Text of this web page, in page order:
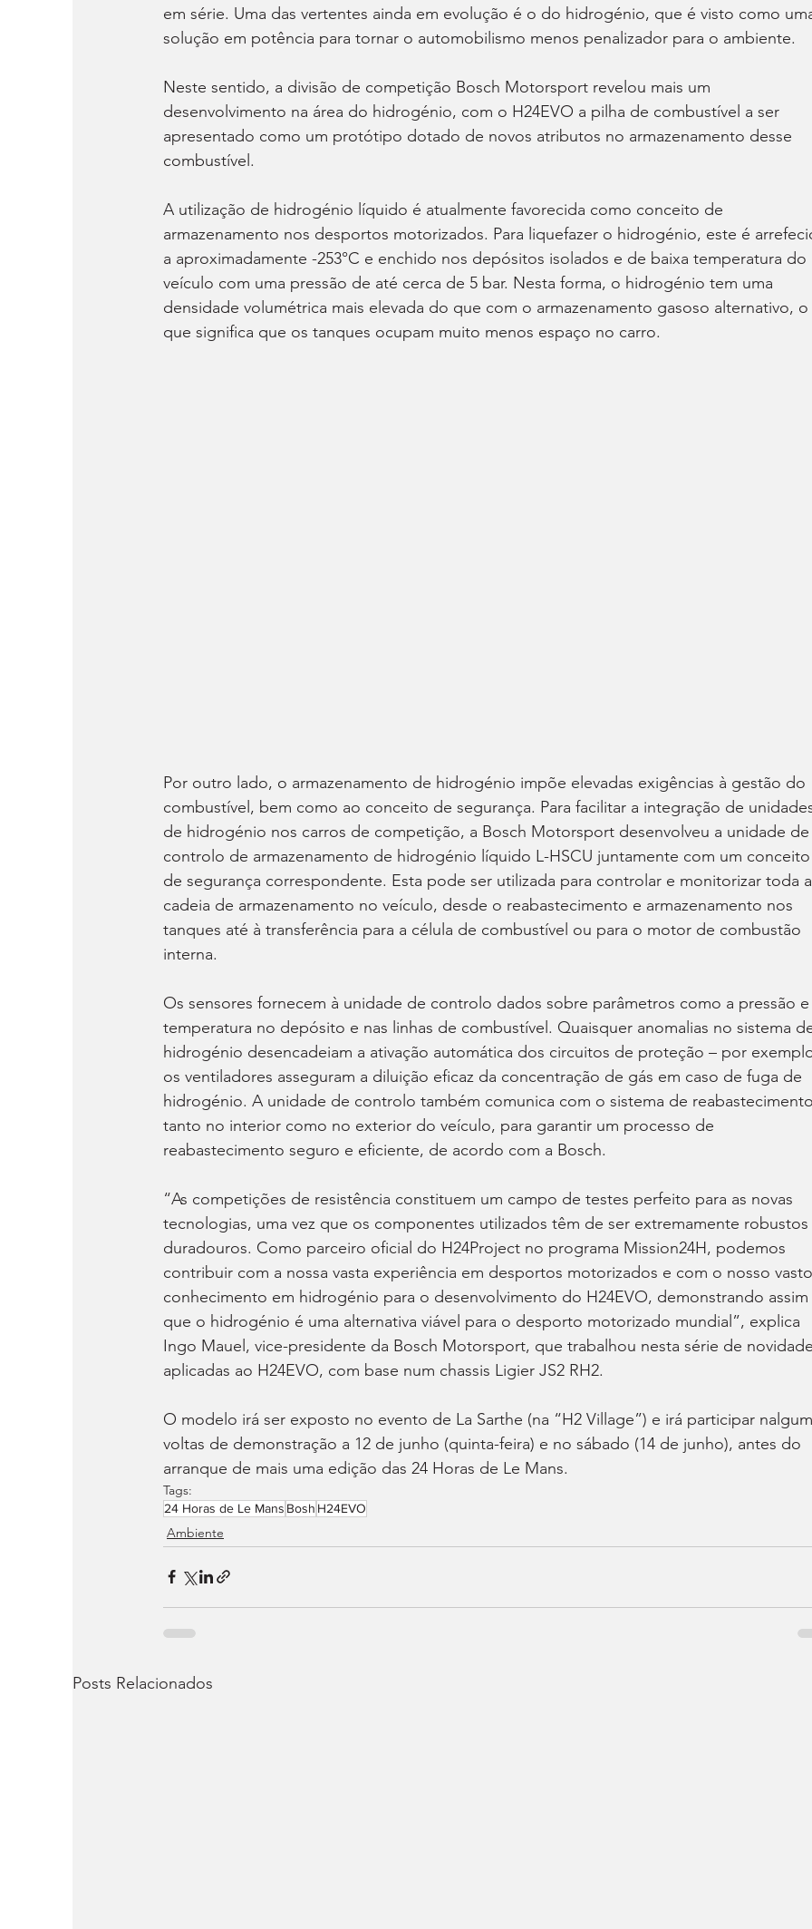
em série. Uma das vertentes ainda em evolução é o do hidrogénio, que é visto como
solução em potência para tornar o automobilismo menos penalizador para o ambiente.
Neste sentido, a divisão de competição Bosch Motorsport revelou mais um
desenvolvimento na área do hidrogénio, com o H24EVO a pilha de combustível a ser
apresentado como um protótipo dotado de novos atributos no armazenamento desse
combustível.
A utilização de hidrogénio líquido é atualmente favorecida como conceito de
armazenamento nos desportos motorizados. Para liquefazer o hidrogénio, este é
a aproximadamente -253°C e enchido nos depósitos isolados e de baixa temperatura do
veículo com uma pressão de até cerca de 5 bar. Nesta forma, o hidrogénio tem uma
densidade volumétrica mais elevada do que com o armazenamento gasoso alternativo, o
que significa que os tanques ocupam muito menos espaço no carro.
Por outro lado, o armazenamento de hidrogénio impõe elevadas exigências à gestão do
combustível, bem como ao conceito de segurança. Para facilitar a integração de
de hidrogénio nos carros de competição, a Bosch Motorsport desenvolveu a unidade de
controlo de armazenamento de hidrogénio líquido L-HSCU juntamente com um conceito
de segurança correspondente. Esta pode ser utilizada para controlar e monitorizar toda a
cadeia de armazenamento no veículo, desde o reabastecimento e armazenamento nos
tanques até à transferência para a célula de combustível ou para o motor de combustão
interna.
Os sensores fornecem à unidade de controlo dados sobre parâmetros como a pressão e
temperatura no depósito e nas linhas de combustível. Quaisquer anomalias no sistema
hidrogénio desencadeiam a ativação automática dos circuitos de proteção – por
os ventiladores asseguram a diluição eficaz da concentração de gás em caso de fuga de
hidrogénio. A unidade de controlo também comunica com o sistema de
tanto no interior como no exterior do veículo, para garantir um processo de
reabastecimento seguro e eficiente, de acordo com a Bosch.
“As competições de resistência constituem um campo de testes perfeito para as novas
tecnologias, uma vez que os componentes utilizados têm de ser extremamente robustos
duradouros. Como parceiro oficial do H24Project no programa Mission24H, podemos
contribuir com a nossa vasta experiência em desportos motorizados e com o nosso vasto
conhecimento em hidrogénio para o desenvolvimento do H24EVO, demonstrando assim
que o hidrogénio é uma alternativa viável para o desporto motorizado mundial”, explica
Ingo Mauel, vice-presidente da Bosch Motorsport, que trabalhou nesta série de
aplicadas ao H24EVO, com base num chassis Ligier JS2 RH2.
O modelo irá ser exposto no evento de La Sarthe (na “H2 Village”) e irá participar
voltas de demonstração a 12 de junho (quinta-feira) e no sábado (14 de junho), antes do
arranque de mais uma edição das 24 Horas de Le Mans.
Tags:
24 Horas de Le Mans Bosh H24EVO
Ambiente
Posts Relacionados